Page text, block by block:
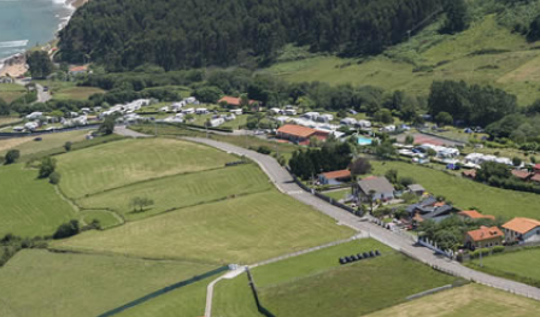
OFERTAS
CONTACTO